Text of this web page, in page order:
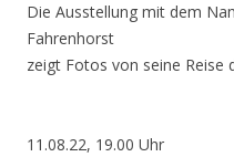
Die Ausstellung mit dem
Fahrenhorst
zeigt Fotos von seine Reise
11.08.22, 19.00 Uhr